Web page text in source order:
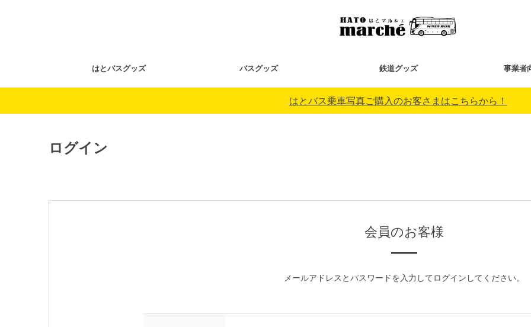
はとバスグッズ バスグッズ 鉄道グッズ 事業者
はとバス乗車写真ご購入のお客さまはこちらから！
ログイン
会員のお客様
メールアドレスとパスワードを入力してログインしてください。